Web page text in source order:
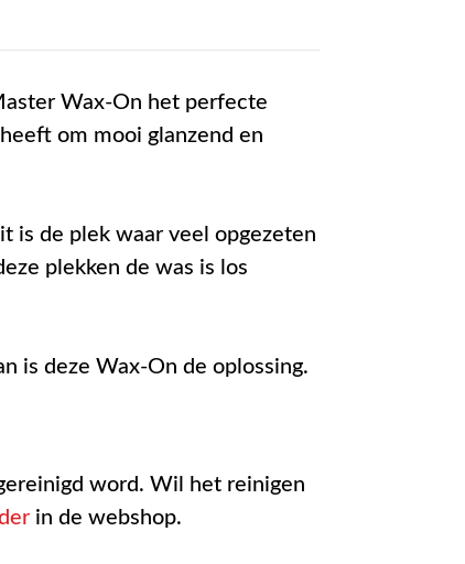
Wax-On het perfecte
om mooi glanzend en
is de plek waar veel opgezeten
plekken de was is los
is deze Wax-On de oplossing.
word. Wil het reinigen
in de webshop.